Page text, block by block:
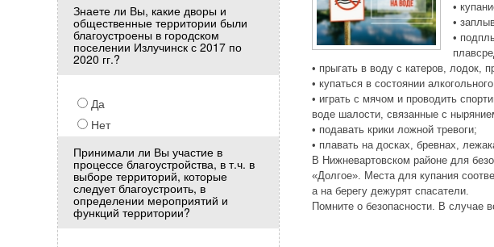
•
•
•
• прыгать в воду с катеров, лодок,
• купаться в состоянии
• играть с мячом и проводить
воде шалости, связанные с
• подавать крики ложной тревоги;
• плавать на досках, бревнах,
В Нижневартовском районе для
«Долгое». Места для купания
а на берегу дежурят спасатели.
Помните о безопасности. В случае
Знаете ли Вы, какие дворы и
общественные территории были
благоустроены в городском
поселении Излучинск с 2017 по
2020 гг.?
Да
Нет
Принимали ли Вы участие в
процессе благоустройства, в т.ч. в
выборе территорий, которые
следует благоустроить, в
определении мероприятий и
функций территории?